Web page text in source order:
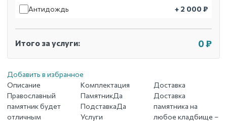
Антидождь + 2 000 ₽
Итого за услуги: 0 ₽
Добавить в избранное
Описание
Православный
памятник будет
отличным
Комплектация
ПамятникДа
ПодставкаДа
Услуги
Доставка
Доставка
памятника на
любое кладбище –